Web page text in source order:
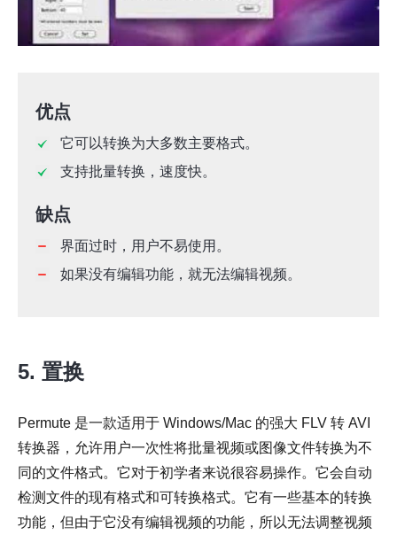
优点
它可以转换为大多数主要格式。
支持批量转换，速度快。
缺点
界面过时，用户不易使用。
如果没有编辑功能，就无法编辑视频。
5. 置换
Permute 是一款适用于 Windows/Mac 的强大 FLV 转 AVI
转换器，允许用户一次性将批量视频或图像文件转换为不
同的文件格式。它对于初学者来说很容易操作。它会自动
检测文件的现有格式和可转换格式。它有一些基本的转换
功能，但由于它没有编辑视频的功能，所以无法调整视频